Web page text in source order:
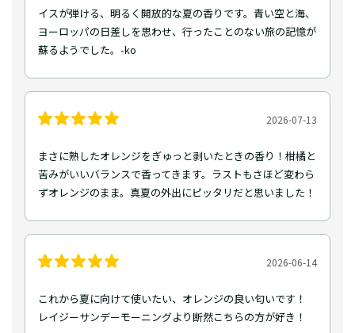
イスが弾ける、明るく開放的な夏の香りです。青い空と海、
ヨーロッパの日差しを思わせ、行ったことのない旅の記憶が
蘇るようでした。-ko
2026-07-13
まさに熟したオレンジをぎゅっと剥いたときの香り！柑橘と
苦みがいいバランスで香ってきます。ラストもさほど変わら
ずオレンジのまま。真夏の外出にピッタリだと思いました！
2026-06-14
これから夏に向けて使いたい、オレンジの良い匂いです！
レイジーサンデーモーニングより断然こちらの方が好き！